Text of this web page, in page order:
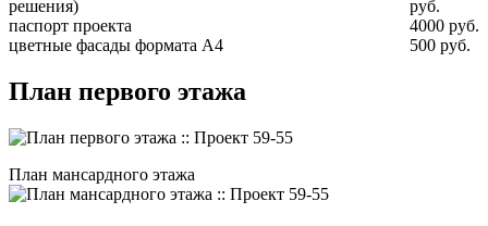
решения)
руб.
паспорт проекта
4000 руб.
цветные фасады формата А4
500 руб.
План первого этажа
План мансардного этажа